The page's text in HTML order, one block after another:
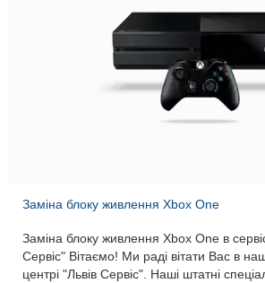
Заміна блоку живлення Xbox One
Заміна блоку живлення Xbox One в
Сервіс" Вітаємо! Ми раді вітати Вас в
центрі "Львів Сервіс". Наші штатні